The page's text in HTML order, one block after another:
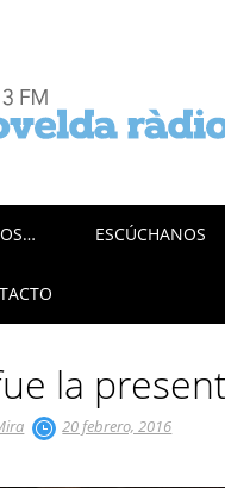
principal
ESCÚCHANOS
la
20 febrero, 2016